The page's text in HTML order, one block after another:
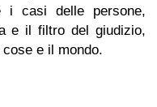
i casi delle persone,
e il filtro del giudizio,
e il mondo.